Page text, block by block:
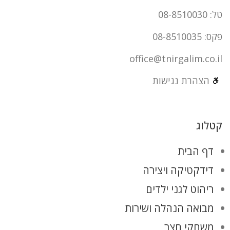
טל: 08-8510030
פקס: 08-8510035
office@tnirgalim.co.il
הצהרת נגישות
קטלוג
דף הבית
דידקטיקה ויצירה
ריהוט לגני ילדים
מבואה הנהלה ושירות